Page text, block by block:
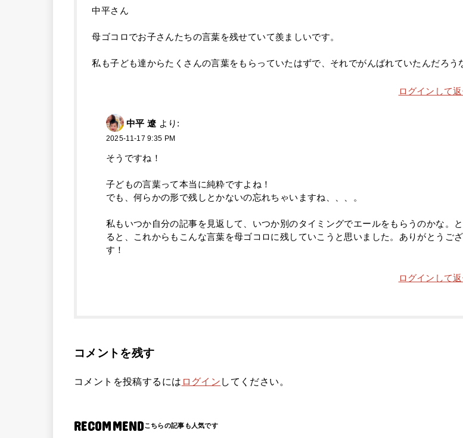
中平さん
母ゴコロでお子さんたちの言葉を残せていて羨ましいです。
私も子ども達からたくさんの言葉をもらっていたはずで、それでがんばれていたんだろう
ログインして
中平 遼 より:
2025-11-17 9:35 PM
そうですね！
子どもの言葉って本当に純粋ですよね！
でも、何らかの形で残しとかないの忘れちゃいますね、、、。
私もいつか自分の記事を見返して、いつか別のタイミングでエールをもらうのかな。と
ると、これからもこんな言葉を母ゴコロに残していこうと思いました。ありがとうご
す！
ログインして
コメントを残す
コメントを投稿するには ログイン してください。
RECOMMEND